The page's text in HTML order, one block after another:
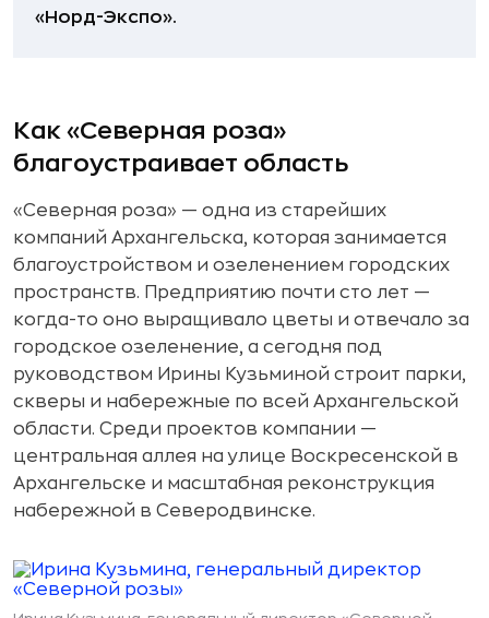
Новые поставщики для сервисного
Как «Планета танцев» стала крупной
танцевальной школой
Миллионы рублей на соревнования и
фестивали
300 человек в утренних группах для
пенсионеров
Как малый бизнес встроен в экономику
региона
«Норд-Экспо».
Как «Северная роза»
благоустраивает область
«Северная роза» — одна из старейших
компаний Архангельска, которая занимается
благоустройством и озеленением городских
пространств. Предприятию почти сто лет —
когда-то оно выращивало цветы и отвечало за
городское озеленение, а сегодня под
руководством Ирины Кузьминой строит парки,
скверы и набережные по всей Архангельской
области. Среди проектов компании —
центральная аллея на улице Воскресенской в
Архангельске и масштабная реконструкция
набережной в Северодвинске.